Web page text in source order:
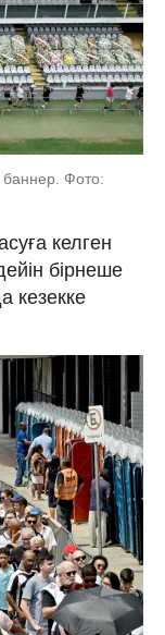
Фото:
келген
бірнеше
кезекке